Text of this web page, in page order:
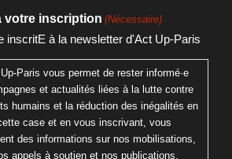
votre inscription (Nécessaire)
inscritE à la newsletter d'Act Up-Paris
Up-Paris vous permet de rester informé·e
et actualités liées à la lutte contre
humains et la réduction des inégalités en
case et en vous inscrivant, vous
des informations sur nos mobilisations,
appels à soutien et nos publications.